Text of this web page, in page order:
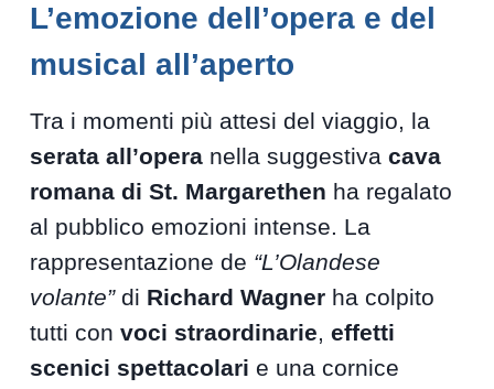
L’emozione dell’opera e del
musical all’aperto
Tra i momenti più attesi del viaggio, la
serata all’opera nella suggestivacava
romana di St. Margarethen ha regalato
al pubblico emozioni intense. La
rappresentazione de “L’Olandese
volante”di Richard Wagner ha colpito
tutti convoci straordinarie,effetti
scenici spettacolari e una cornice